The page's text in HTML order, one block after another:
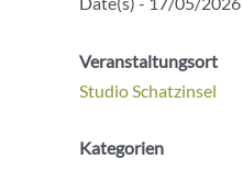
Veranstaltungsort
Studio Schatzinsel
Kategorien